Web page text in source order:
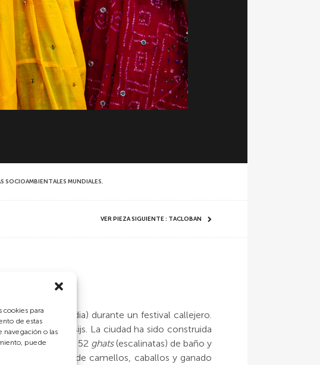
cookies para
de estas
navegación o las
puede
SOCIOAMBIENTALES MUNDIALES,
VER PIEZA SIGUIENTE : TACLOBAN
de Pushkar (India) durante un festival callejero.
hindúes y sijs. La ciudad ha sido construida
de loto, y tiene 52 ghats(escalinatas) de baño y
de las ferias de camellos, caballos y ganado